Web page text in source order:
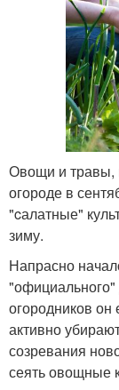
Овощи и травы,
огороде в
"cалатные"
зиму.
Напрасно
"официального"
огородников
активно
созревания
сеять овощные